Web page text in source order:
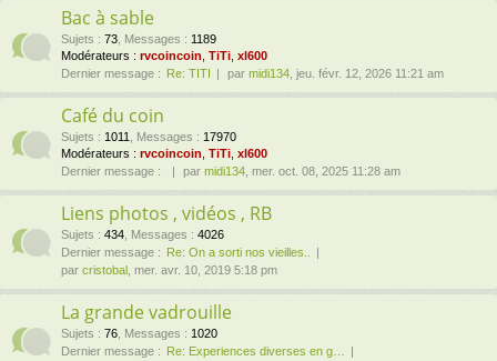
Bac à sable
Sujets : 73 Messages : 1189
Modérateurs : rvcoincoin TiTi xl600
Dernier message :
Re: TITI par midi134 , jeu. févr. 12, 2026 11:21 am
Café du coin
Sujets : 1011 Messages : 17970
Modérateurs : rvcoincoin TiTi xl600
Dernier message :
par midi134 , mer. oct. 08, 2025 11:28 am
Liens photos , vidéos , RB
Sujets : 434 Messages : 4026
Dernier message :
Re: On a sorti nos vieilles..
par cristobal , mer. avr. 10, 2019 5:18 pm
La grande vadrouille
Sujets : 76 Messages : 1020
Dernier message :
Re: Experiences diverses en g…